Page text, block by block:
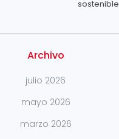
sostenible
Archivo
julio 2026
mayo 2026
marzo 2026